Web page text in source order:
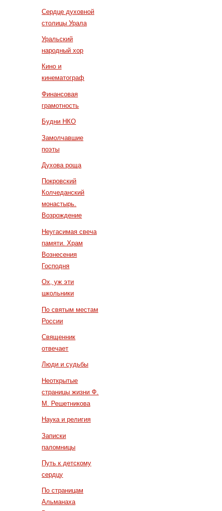
Сердце духовной
столицы Урала
Уральский
народный хор
Кино и
кинематограф
Финансовая
грамотность
Будни НКО
Замолчавшие
поэты
Духова роща
Покровский
Колчеданский
монастырь.
Возрождение
Неугасимая свеча
памяти. Храм
Вознесения
Господня
Ох, уж эти
школьники
По святым местам
России
Священник
отвечает
Люди и судьбы
Неоткрытые
страницы жизни Ф.
М. Решетникова
Наука и религия
Записки
паломницы
Путь к детскому
сердцу
По страницам
Альманаха